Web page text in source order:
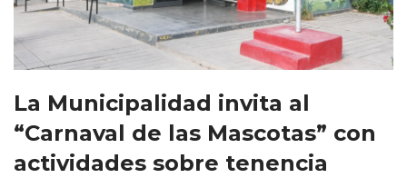
La Municipalidad invita al
“Carnaval de las Mascotas” con
actividades sobre tenencia